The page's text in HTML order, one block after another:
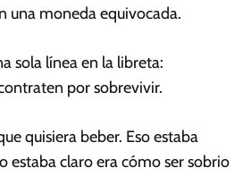
una moneda equivocada.
sola línea en la libreta:
por sobrevivir.
quisiera beber. Eso estaba
estaba claro era cómo ser sobrio